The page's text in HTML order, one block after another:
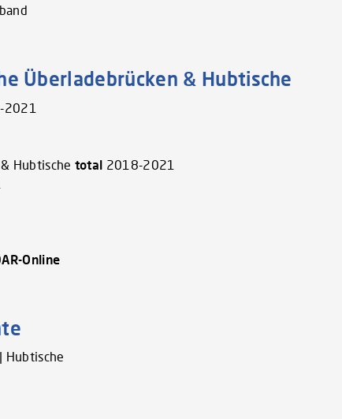
Überladebrücken & Hubtische
2021
Hubtische total 2018-2021
Online
Hubtische